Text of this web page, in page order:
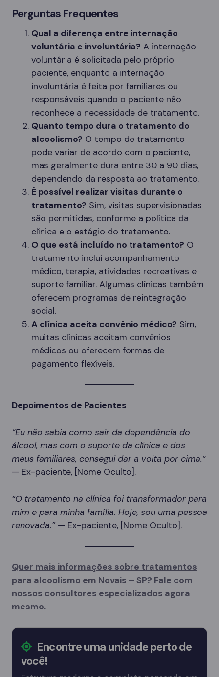
Perguntas Frequentes
Qual a diferença entre internação
voluntária e involuntária? A internação
voluntária é solicitada pelo próprio
paciente, enquanto a internação
involuntária é feita por familiares ou
responsáveis quando o paciente não
reconhece a necessidade de tratamento.
Quanto tempo dura o tratamento do
alcoolismo? O tempo de tratamento
pode variar de acordo com o paciente,
mas geralmente dura entre 30 a 90 dias,
dependendo da resposta ao tratamento.
É possível realizar visitas durante o
tratamento? Sim, visitas supervisionadas
são permitidas, conforme a política da
clínica e o estágio do tratamento.
O que está incluído no tratamento? O
tratamento inclui acompanhamento
médico, terapia, atividades recreativas e
suporte familiar. Algumas clínicas também
oferecem programas de reintegração
social.
A clínica aceita convênio médico? Sim,
muitas clínicas aceitam convênios
médicos ou oferecem formas de
pagamento flexíveis.
Depoimentos de Pacientes
“Eu não sabia como sair da dependência do
álcool, mas com o suporte da clínica e dos
meus familiares, consegui dar a volta por cima.”
— Ex-paciente, [Nome Oculto].
“O tratamento na clínica foi transformador para
mim e para minha família. Hoje, sou uma pessoa
renovada.” — Ex-paciente, [Nome Oculto].
Quer mais informações sobre tratamentos
para alcoolismo em Novais – SP? Fale com
nossos consultores especializados agora
mesmo.
Encontre uma unidade perto de
você!